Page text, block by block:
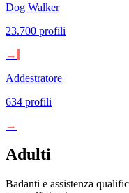
Dog Walker
23.700 profili
→
Addestratore
634 profili
→
Adulti
Badanti e assistenza